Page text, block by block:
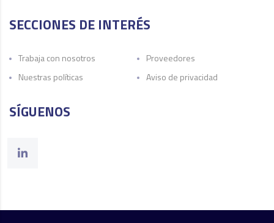
SECCIONES DE INTERÉS
Trabaja con nosotros
Proveedores
Nuestras políticas
Aviso de privacidad
SÍGUENOS